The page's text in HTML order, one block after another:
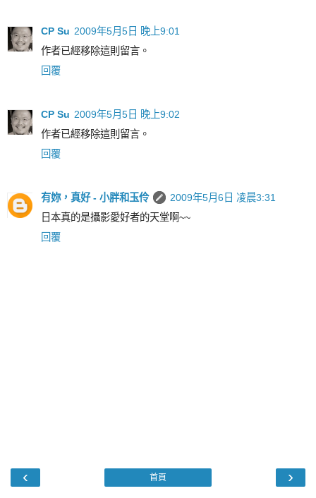
CP Su 2009年5月5日 晚上9:01
作者已經移除這則留言。
回覆
CP Su 2009年5月5日 晚上9:02
作者已經移除這則留言。
回覆
有妳，真好 - 小胖和玉伶
2009年5月6日 凌晨3:31
日本真的是攝影愛好者的天堂啊~~
回覆
‹ ›
首頁